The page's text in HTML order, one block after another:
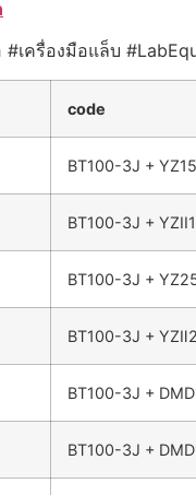
เครื่องมือแล็บ
code
BT100-3J +
BT100-3J +
BT100-3J +
BT100-3J +
BT100-3J +
BT100-3J +